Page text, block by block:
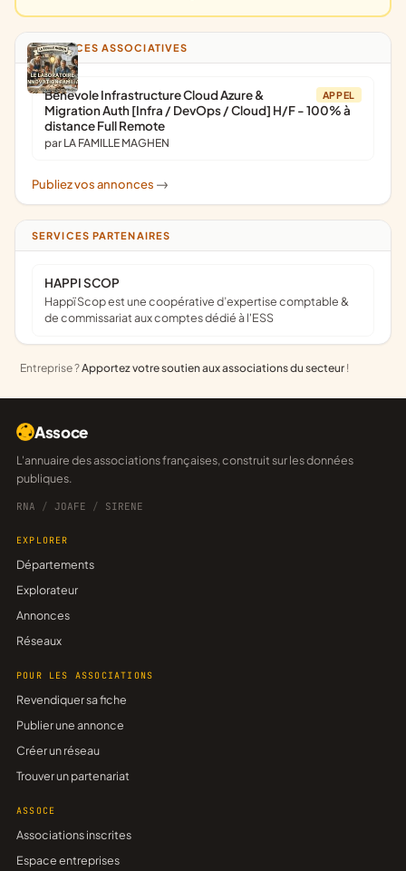
ANNONCES ASSOCIATIVES
APPEL
Bénévole Infrastructure Cloud Azure &
Migration Auth [Infra / DevOps / Cloud] H/F - 100% à
distance Full Remote
par LA FAMILLE MAGHEN
Publiez vos annonces ->
SERVICES PARTENAIRES
HAPPI SCOP
Happï Scop est une coopérative d’expertise comptable &
de commissariat aux comptes dédié à l'ESS
Entreprise ?Apportez votre soutien aux associations du secteur !
Assoce
L'annuaire des associations françaises, construit sur les données
publiques.
RNA / JOAFE / SIRENE
EXPLORER
Départements
Explorateur
Annonces
Réseaux
POUR LES ASSOCIATIONS
Revendiquer sa fiche
Publier une annonce
Créer un réseau
Trouver un partenariat
ASSOCE
Associations inscrites
Espace entreprises